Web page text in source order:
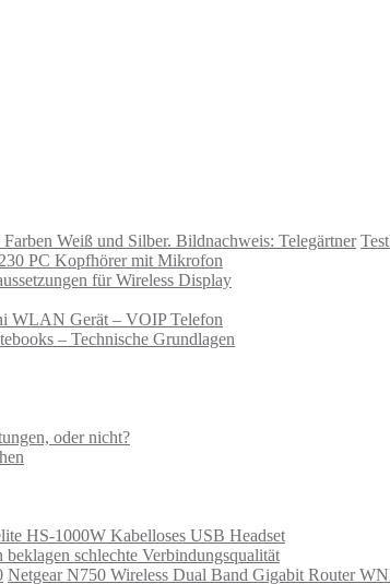
PC Kopfhörer mit Mikrofon
für Wireless Display
WLAN Gerät – VOIP Telefon
– Technische Grundlagen
oder nicht?
HS-1000W Kabelloses USB Headset
schlechte Verbindungsqualität
Netgear N750 Wireless Dual Band Gigabit Router